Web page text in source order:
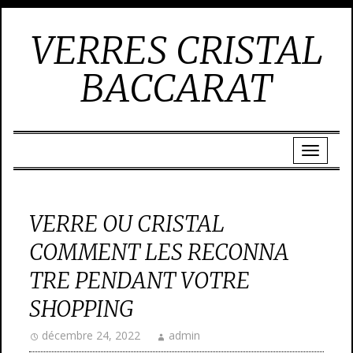
VERRES CRISTAL
BACCARAT
VERRE OU CRISTAL
COMMENT LES RECONNA
TRE PENDANT VOTRE
SHOPPING
décembre 24, 2022 admin